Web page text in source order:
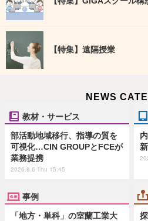
【特集】遠隔授業
NEWS
教材・サービス
部活動地域移行、指導の質を
可視化…CIN GROUPとFCEが
業務提携
2026.8.6 Thu 15:45
事例
「地方・単科」の室蘭工業大